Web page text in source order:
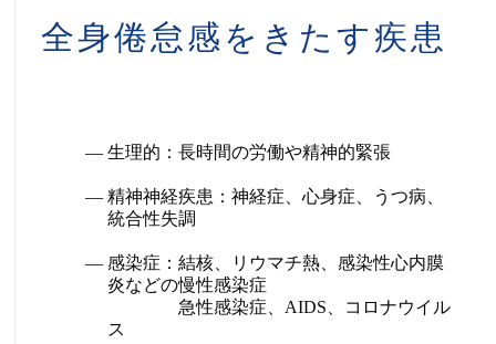
ォ
全身倦怠感をきたす疾患
生理的：長時間の労働や精神的緊張
精神神経疾患：神経症、心身症、うつ病、
統合性失調
感染症：結核、リウマチ熱、感染性心内膜
炎などの慢性感染症
急性感染症、AIDS、コロナウイル
ス